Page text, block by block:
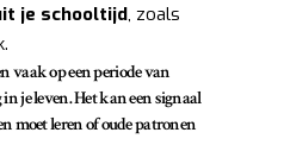
je schooltijd, zoals
vaak op een periode van
je leven. Het kan een signaal
moet leren of oude patronen